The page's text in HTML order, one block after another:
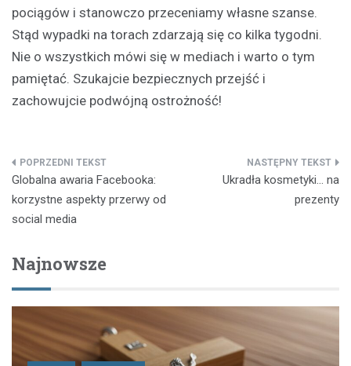
pociągów i stanowczo przeceniamy własne szanse.
Stąd wypadki na torach zdarzają się co kilka tygodni.
Nie o wszystkich mówi się w mediach i warto o tym
pamiętać. Szukajcie bezpiecznych przejść i
zachowujcie podwójną ostrożność!
Nawigacja
wpisu
Globalna awaria Facebooka:
korzystne aspekty przerwy od
social media
Ukradła kosmetyki… na
prezenty
Najnowsze